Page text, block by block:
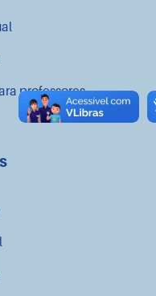
professores